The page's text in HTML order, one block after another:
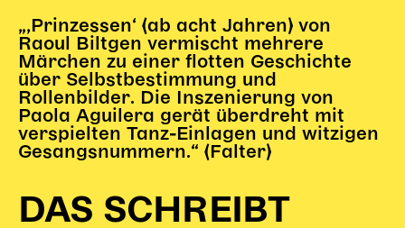
„‚Prinzessen‘ (ab acht Jahren) von
Raoul Biltgen vermischt mehrere
Märchen zu einer flotten Geschichte
über Selbstbestimmung und
Rollenbilder. Die Inszenierung von
Paola Aguilera gerät überdreht mit
verspielten Tanz-Einlagen und witzigen
Gesangsnummern.“ (Falter)
DAS SCHREIBT